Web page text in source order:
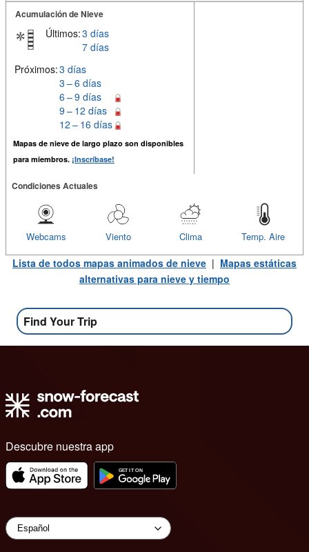
Acumulación de Nieve
Últimos:3 días
7 días
Próximos:3 días
3 – 6 días
6 – 9 días
9 – 12 días
12 – 16 días
Mapas de nieve de largo plazo son disponibles
para miembros. ¡Inscríbase!
Condiciones Actuales
Temp. Aire
Clima
Viento
Webcams
Lista de todos mapas animados de nieve | Mapas estáticas
alternativas para nieve y tiempo
Find Your Trip
Descubre nuestra app